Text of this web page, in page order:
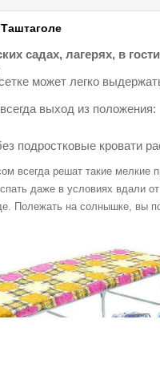
садах, лагерях, в
может легко
выход из положения:
подростковые кровати
всегда решат такие мелкие
даже в условиях вдали
Полежать на солнышке, вы